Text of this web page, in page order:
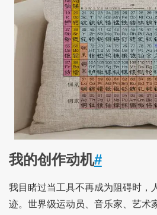
我的创作动机#
我目睹过当工具不再成为阻碍时，
迹。世界级运动员、音乐家、艺术